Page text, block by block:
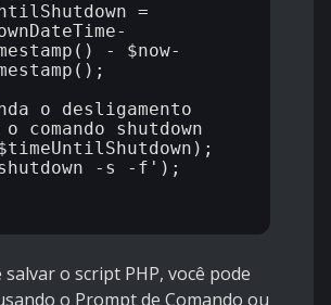
=
- $now-
o desligamento
o comando shutdown
-s -f');
o script PHP, você pode
o Prompt de Comando ou